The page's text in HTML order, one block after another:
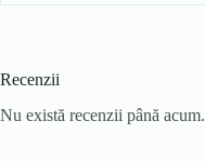
Recenzii
Nu există recenzii până acum.